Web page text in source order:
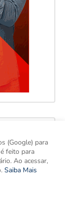
(Google) para
feito para
Ao acessar,
Saiba Mais